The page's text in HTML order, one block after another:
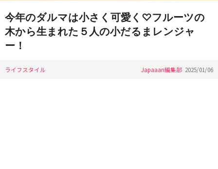
今年のダルマは小さく可愛く♡フルーツの
木から生まれた５人の小だるまレンジャ
ー！
ライフスタイル Japaaan編集部 2025/01/06